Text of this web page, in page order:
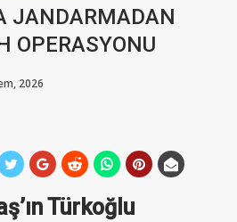
JANDARMADAN
OPERASYONU
2026
Türkoğlu